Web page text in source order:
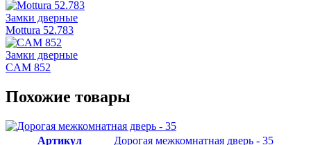
Замки дверные
Mottura 52.783
Замки дверные
CAM 852
Похожие товары
Артикул
Дорогая межкомнатная дверь - 35